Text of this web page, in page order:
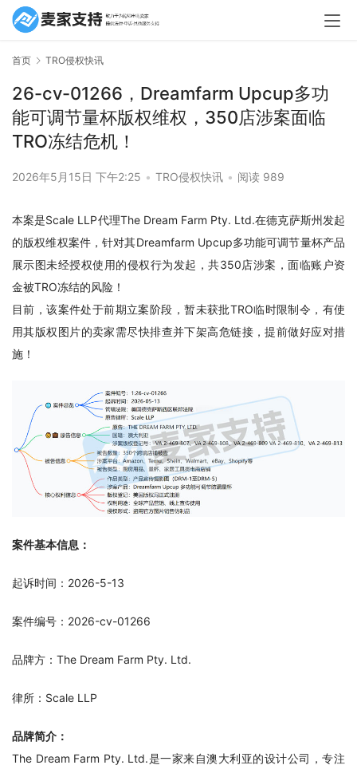
首页 TRO侵权快讯
26-cv-01266，Dreamfarm Upcup多功
能可调节量杯版权维权，350店涉案面临
TRO冻结危机！
2026年5月15日 下午2:25 • TRO侵权快讯 • 阅读 989
本案是Scale LLP代理The Dream Farm Pty. Ltd.在德克萨斯州发起
的版权维权案件，针对其Dreamfarm Upcup多功能可调节量杯产品
展示图未经授权使用的侵权行为发起，共350店涉案，面临账户资
金被TRO冻结的风险！
目前，该案件处于前期立案阶段，暂未获批TRO临时限制令，有使
用其版权图片的卖家需尽快排查并下架高危链接，提前做好应对措
施！
案件基本信息：
起诉时间：2026-5-13
案件编号：2026-cv-01266
品牌方：The Dream Farm Pty. Ltd.
律所：Scale LLP
品牌简介：
The Dream Farm Pty. Ltd.是一家来自澳大利亚的设计公司，专注